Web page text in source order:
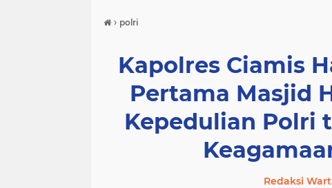
› polri
Kapolres Ciamis
Pertama Masjid
Kepedulian Polri
Redaksi